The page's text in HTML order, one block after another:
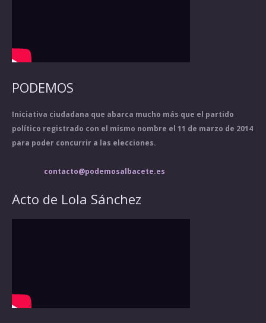
PODEMOS
Iniciativa ciudadana que abarca mucho más que el partido
político registrado con el mismo nombre el 11 de marzo de 2014
para poder concurrir a las elecciones.
contacto@podemosalbacete.es
Acto de Lola Sánchez